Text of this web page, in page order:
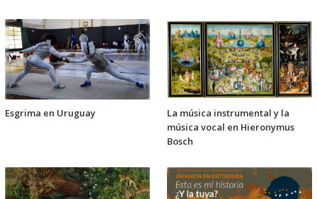
Esgrima en Uruguay
La música instrumental y la
música vocal en Hieronymus
Bosch